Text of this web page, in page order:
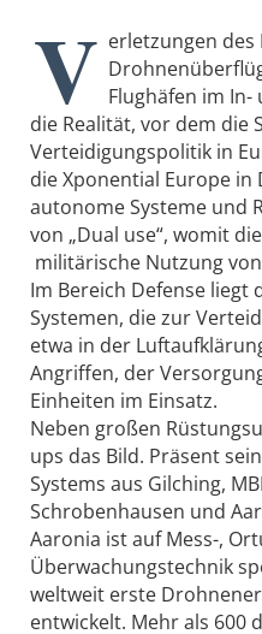
V erletzungen
Flughäfen im In-
die Realität, vor dem die
Verteidigungspolitik in
die Xponential Europe in
autonome Systeme und
von „Dual use“, womit
militärische Nutzung
Im Bereich Defense liegt
Systemen, die zur
etwa in der
Angriffen, der
Einheiten im Einsatz.
Neben großen
ups das Bild. Präsent
Systems aus Gilching,
Schrobenhausen und
Aaronia ist auf Mess-,
Überwachungstechnik
weltweit erste
entwickelt. Mehr als 600